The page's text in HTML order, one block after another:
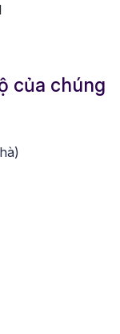
của chúng